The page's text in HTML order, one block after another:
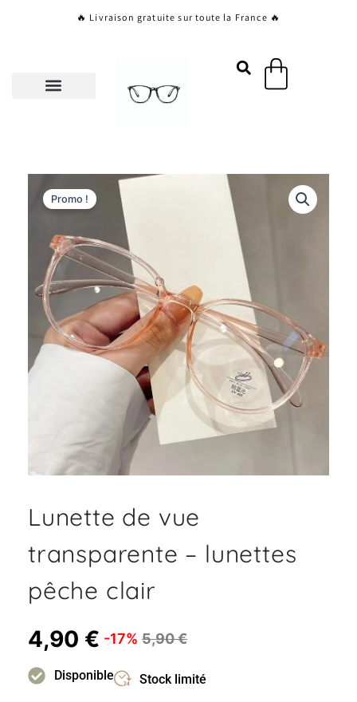
🔥 Livraison gratuite sur toute la France 🔥
Panier
Promo !
Lunette de vue
transparente – lunettes
pêche clair
4,90 € -17% 5,90€
Disponible Stock limité